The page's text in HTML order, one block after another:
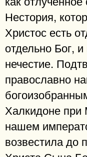
Нестория,
Христос есть
отдельно Бог,
нечестие.
православно
Халкидоне
нашем
возвестила до